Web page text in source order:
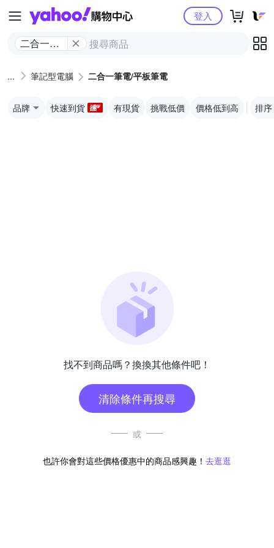
Yahoo購物中心
二合一筆
電
登入
筆記型電腦 二合一筆電/平板筆電
品牌 快速到貨 有現貨 挑戰低價 價格低到高 排序
找不到商品嗎？換換其他條件吧！
清除條件再搜尋
或
也許你會對這些價格優惠中的商品感興趣！ 去逛逛